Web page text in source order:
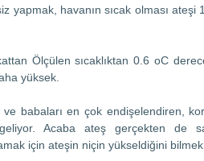
yapmak, havanın sıcak olması ateşi
Ölçülen sıcaklıktan 0.6 oC
yüksek.
babaları en çok endişelendiren,
Acaba ateş gerçekten de
için ateşin niçin yükseldiğini bilmek